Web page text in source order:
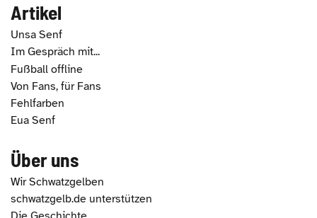
Artikel
Unsa Senf
Im Gespräch mit...
Fußball offline
Von Fans, für Fans
Fehlfarben
Eua Senf
Über uns
Wir Schwatzgelben
schwatzgelb.de unterstützen